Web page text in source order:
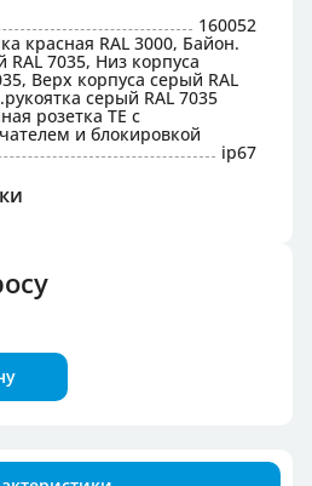
160052
красная RAL 3000, Байон.
RAL 7035, Низ корпуса
Верх корпуса серый RAL
серый RAL 7035
розетка TE с
и блокировкой
ip67